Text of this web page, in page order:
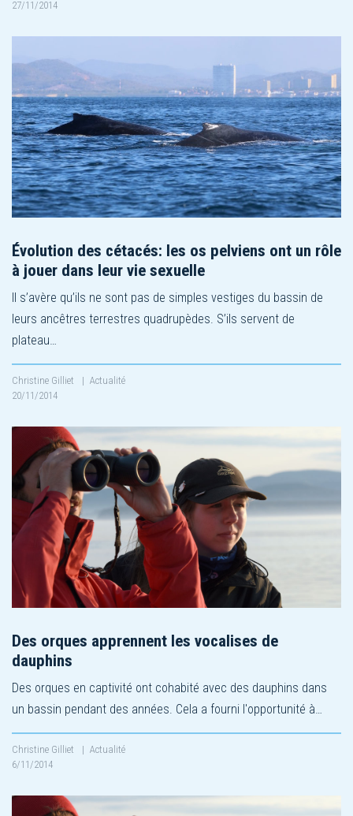
27/11/2014
Évolution des cétacés: les os pelviens ont un rôle
à jouer dans leur vie sexuelle
Il s’avère qu’ils ne sont pas de simples vestiges du bassin de
leurs ancêtres terrestres quadrupèdes. S’ils servent de
plateau…
Christine Gilliet | Actualité
20/11/2014
Des orques apprennent les vocalises de
dauphins
Des orques en captivité ont cohabité avec des dauphins dans
un bassin pendant des années. Cela a fourni l'opportunité à…
Christine Gilliet | Actualité
6/11/2014